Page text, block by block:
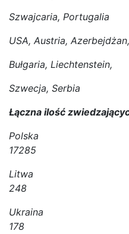
Szwajcaria,
USA, Austria, Azerbejdżan,
Bułgaria, Liechtenstein,
Szwecja,
Łączna ilość
17285
248
178